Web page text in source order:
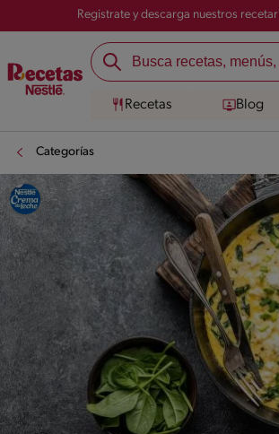
Registrate y descarga nuestros
Recetas Blog
Categorías